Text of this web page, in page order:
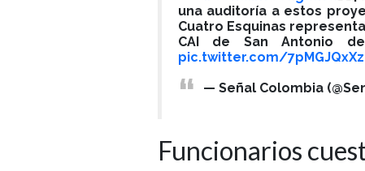
una auditoría a estos
Cuatro Esquinas
CAI de San Antonio
pic.twitter.com/
— Señal Colombia
Funcionarios